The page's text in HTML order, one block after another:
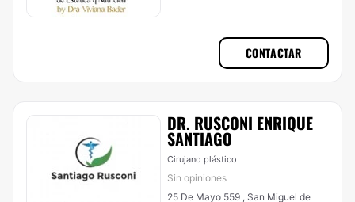
CONTACTAR
DR. RUSCONI ENRIQUE
SANTIAGO
Cirujano plástico
Sin opiniones
25 De Mayo 559 , San Miguel de